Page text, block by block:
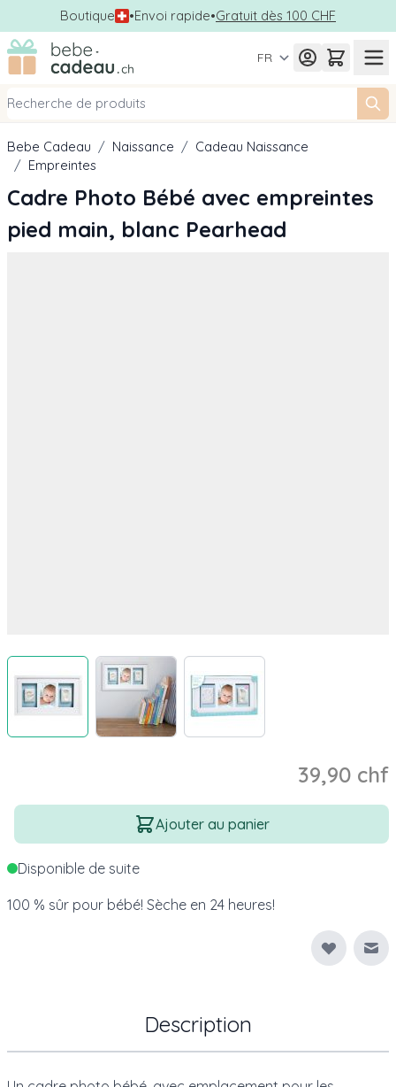
Boutique •Envoi rapide•Gratuit dès 100 CHF
Allez au contenu
FR
Bebe Cadeau / Naissance / Cadeau Naissance
/ Empreintes
Cadre Photo Bébé avec empreintes
pied main, blanc Pearhead
View larger imageView larger image
39,90 chf
Quantité
Ajouter au panier
Disponible de suite
100 % sûr pour bébé! Sèche en 24 heures!
Description